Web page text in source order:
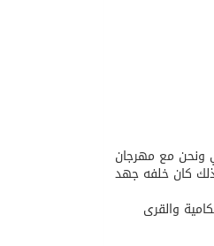
ونحن مع مهرجان
على كأس الشيخ علي احمد هدوان صيرم وذلك مساء يوم الأربعاء 26/9/1443 كل ذلك كان خلفه جهد
والقرى